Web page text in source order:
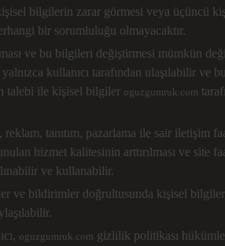
bilgilerin zarar görmesi veya üçüncü
bir sorumluluğu olmayacaktır.
ve bu bilgileri değiştirmesi mümkün
kullanıcı tarafından ulaşılabilir ve
talebi ile kişisel bilgiler oguzgumruk.com
tanıtım, pazarlama ile sair iletişim
hizmet kalitesinin arttırılması ve site
ve kullanabilir.
ve bildirimler doğrultusunda kişisel
oguzgumruk.com gizlilik politikası